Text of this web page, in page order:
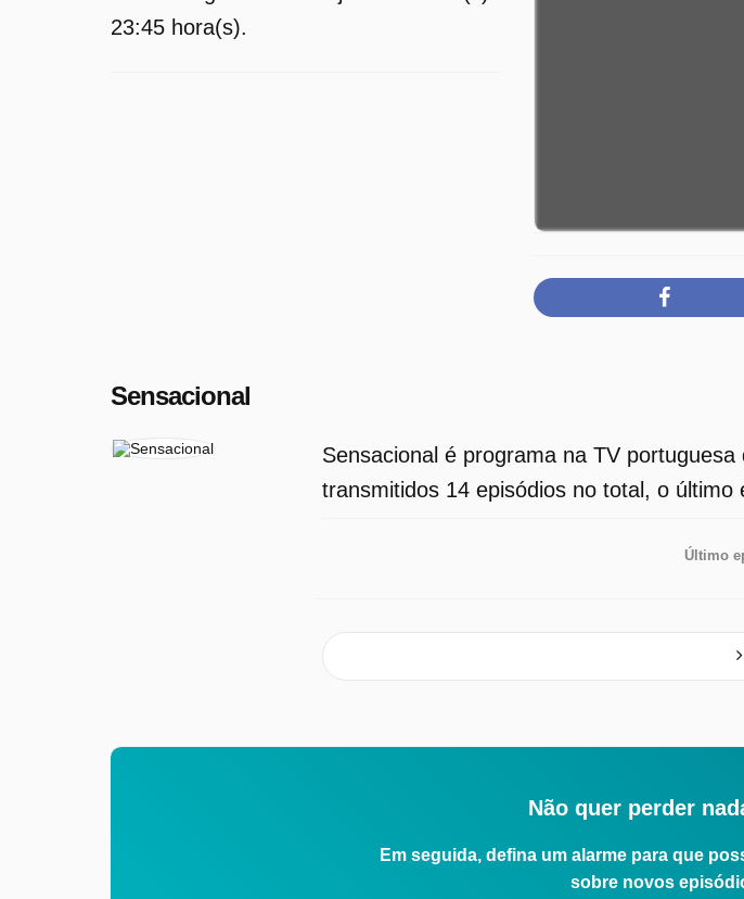
23:45 hora(s).
Sensacional
Sensacional é programa na TV
transmitidos 14 episódios no total, o último
Último
Não quer perder
Em seguida, defina um alarme para que
sobre novos